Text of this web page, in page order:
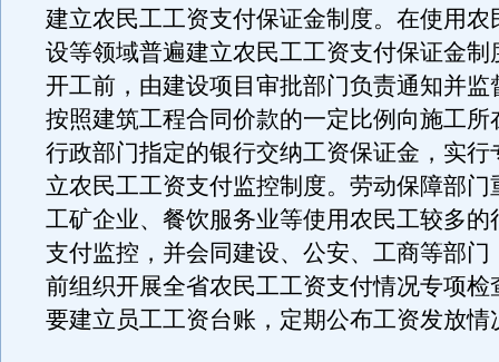
建立农民工工资支付保证金制度。在使用农
设等领域普遍建立农民工工资支付保证金制
开工前，由建设项目审批部门负责通知并监
按照建筑工程合同价款的一定比例向施工所
行政部门指定的银行交纳工资保证金，实行
立农民工工资支付监控制度。劳动保障部门
工矿企业、餐饮服务业等使用农民工较多的
支付监控，并会同建设、公安、工商等部门
前组织开展全省农民工工资支付情况专项检
要建立员工工资台账，定期公布工资发放情